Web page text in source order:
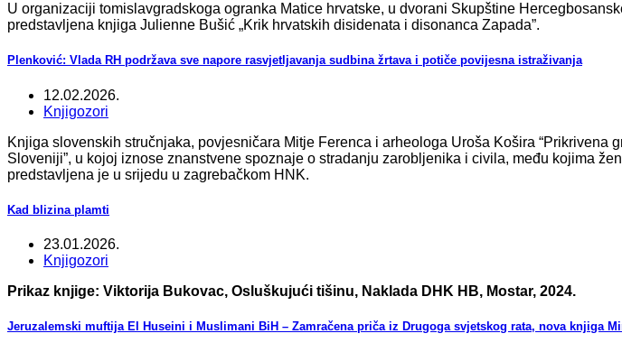
U organizaciji tomislavgradskoga ogranka Matice hrvatske, u dvorani Skupštine
predstavljena knjiga Julienne Bušić „Krik hrvatskih disidenata i disonanca Zapada”.
Plenković: Vlada RH podržava sve napore rasvjetljavanja sudbina žrtava i potiče povijesna istraživanja
12.02.2026.
Knjigozori
Knjiga slovenskih stručnjaka, povjesničara Mitje Ferenca i arheologa Uroša Košira “Prikrivena
Sloveniji”, u kojoj iznose znanstvene spoznaje o stradanju zarobljenika i civila, među kojima
predstavljena je u srijedu u zagrebačkom HNK.
Kad blizina plamti
23.01.2026.
Knjigozori
Prikaz knjige: Viktorija Bukovac, Osluškujući tišinu, Naklada DHK HB, Mostar, 2024.
Jeruzalemski muftija El Huseini i Muslimani BiH – Zamračena priča iz Drugoga svjetskog rata, nova knjiga